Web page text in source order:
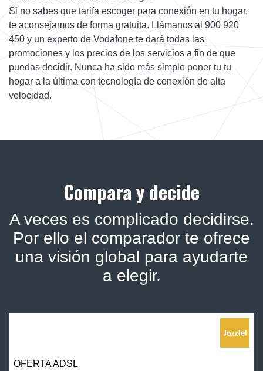
Si no sabes que tarifa escoger para conexión en tu hogar,
te aconsejamos de forma gratuita. Llámanos al 900 920
450 y un experto de Vodafone te dará todas las
promociones y los precios de los servicios a fin de que
puedas decidir. Nunca ha sido más simple poner tu tu
hogar a la última con tecnología de conexión de alta
velocidad.
Compara y decide
A veces es complicado decidirse.
Por ello el comparador te ofrece
una visión global para ayudarte
a elegir.
OFERTA ADSL